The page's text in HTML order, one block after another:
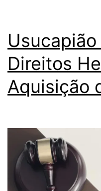
Direitos
Aquisição